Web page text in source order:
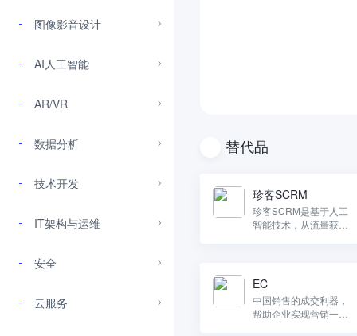
图像影音设计
AI人工智能
AR/VR
数据分析
技术开发
IT架构与运维
安全
云服务
替代品
珍客SCRM
珍客SCRM是基于人工
智能技术，从流量获
理平台。
EC
中国销售的成交利器，
帮助企业实现营销一体